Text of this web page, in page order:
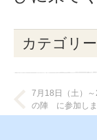
カテゴリー
7月18日（土）
の陣 に参加しま